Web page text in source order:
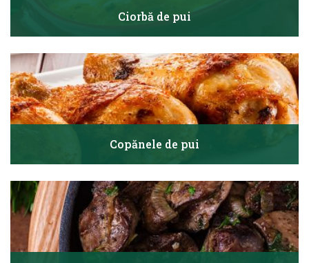
Ciorbă de pui
Copănele de pui